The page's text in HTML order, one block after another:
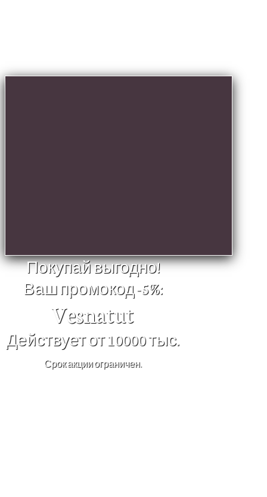
Покупай выгодно!
Ваш промокод -5%:
Vesnatut
Действует от 10000 тыс.
Срок акции ограничен.